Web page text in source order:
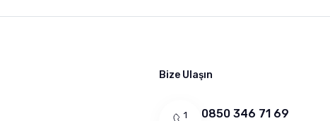
Bize Ulaşın
0850 346 71 69